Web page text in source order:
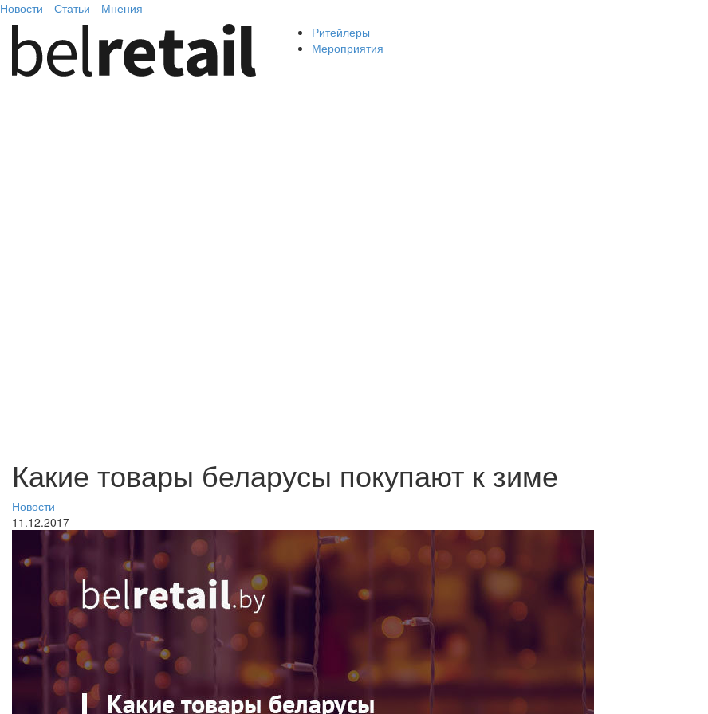
Новости Статьи Мнения
Ритейлеры
Мероприятия
Какие товары беларусы покупают к зиме
Новости
11.12.2017